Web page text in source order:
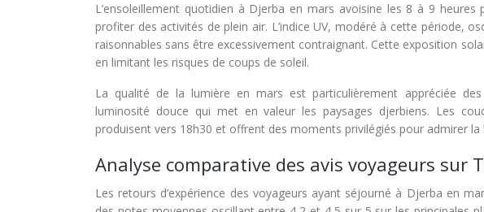
L’ensoleillement quotidien à Djerba en mars avoisine les 8 à 9
profiter des activités de plein air. L’indice UV, modéré à cette période,
raisonnables sans être excessivement contraignant. Cette exposition
en limitant les risques de coups de soleil.
La qualité de la lumière en mars est particulièrement appréciée
luminosité douce qui met en valeur les paysages djerbiens. Les
produisent vers 18h30 et offrent des moments privilégiés pour admirer la
Analyse comparative des avis voyageurs sur
Les retours d’expérience des voyageurs ayant séjourné à Djerba en